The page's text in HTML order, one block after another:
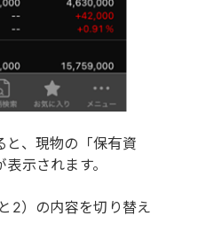
と、現物の「保有資
示されます。
2）の内容を切り替え